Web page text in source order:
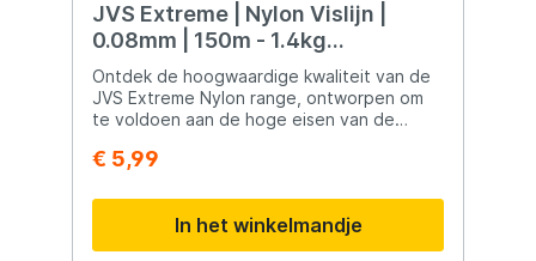
JVS Extreme | Nylon Vislijn |
0.08mm | 150m - 1.4kg
Trekkracht
Ontdek de hoogwaardige kwaliteit van de
JVS Extreme Nylon range, ontworpen om
te voldoen aan de hoge eisen van de
onderscheidt zich door enkele kenmerken
succesvolle visserij: Hoge Trekkracht: De
JVS Extreme Nylon lijn biedt een
indrukwekkende trekkracht, waardoor je
€ 5,99
In het winkelmandje